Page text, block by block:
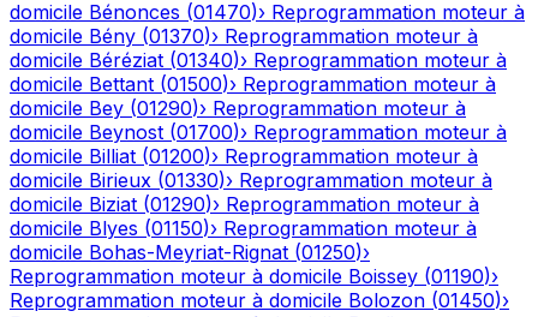
domicile Bénonces (01470)› Reprogrammation moteur à
domicile Bény (01370)› Reprogrammation moteur à
domicile Béréziat (01340)› Reprogrammation moteur à
domicile Bettant (01500)› Reprogrammation moteur à
domicile Bey (01290)› Reprogrammation moteur à
domicile Beynost (01700)› Reprogrammation moteur à
domicile Billiat (01200)› Reprogrammation moteur à
domicile Birieux (01330)› Reprogrammation moteur à
domicile Biziat (01290)› Reprogrammation moteur à
domicile Blyes (01150)› Reprogrammation moteur à
domicile Bohas-Meyriat-Rignat (01250)›
Reprogrammation moteur à domicile Boissey (01190)›
Reprogrammation moteur à domicile Bolozon (01450)›